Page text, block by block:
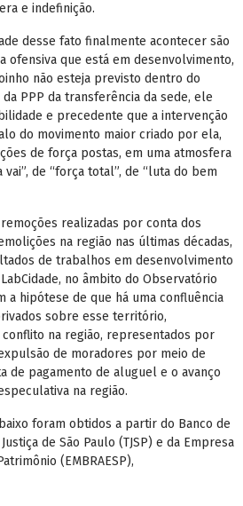
e indefinição.
desse fato finalmente acontecer são
ofensiva que está em desenvolvimento,
não esteja previsto dentro do
PPP da transferência da sede, ele
e precedente que a intervenção
do movimento maior criado por ela,
de força postas, em uma atmosfera
de “força total”, de “luta do bem
realizadas por conta dos
na região nas últimas décadas,
de trabalhos em desenvolvimento
no âmbito do Observatório
a hipótese de que há uma confluência
sobre esse território,
na região, representados por
de moradores por meio de
de pagamento de aluguel e o avanço
na região.
foram obtidos a partir do Banco de
de São Paulo (TJSP) e da Empresa
(EMBRAESP),